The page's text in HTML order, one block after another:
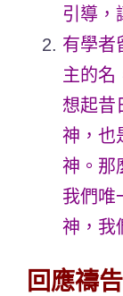
引導，
有學者
主的名
想起昔
神，也
神。那
我們唯
神，我
回應禱告